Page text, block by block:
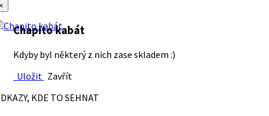
Chapito kabát
Kdyby byl některý z nich zase skladem :)
Uložit Zavřít
KDE TO SEHNAT